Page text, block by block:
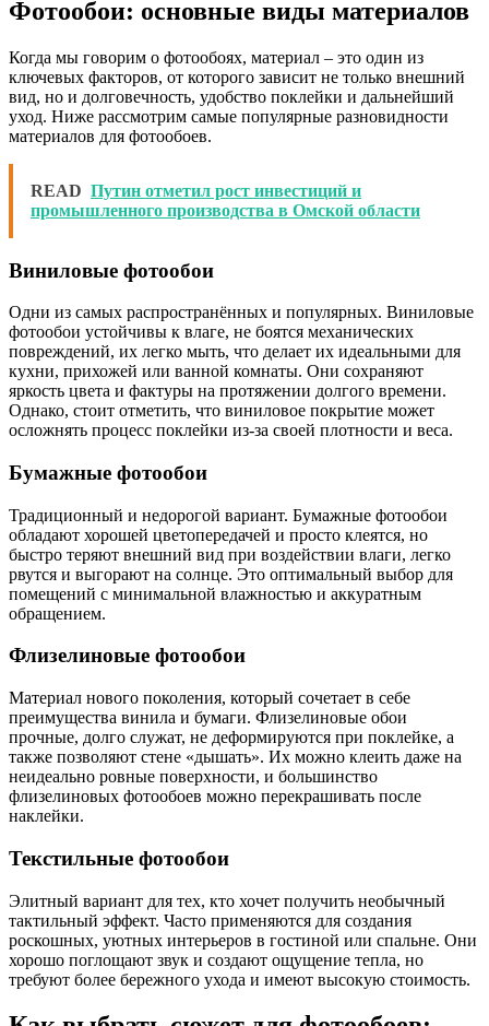
Фотообои: основные виды материалов
Когда мы говорим о фотообоях, материал – это один из
ключевых факторов, от которого зависит не только внешний
вид, но и долговечность, удобство поклейки и дальнейший
уход. Ниже рассмотрим самые популярные разновидности
материалов для фотообоев.
READ Путин отметил рост инвестиций и
промышленного производства в Омской области
Виниловые фотообои
Одни из самых распространённых и популярных. Виниловые
фотообои устойчивы к влаге, не боятся механических
повреждений, их легко мыть, что делает их идеальными для
кухни, прихожей или ванной комнаты. Они сохраняют
яркость цвета и фактуры на протяжении долгого времени.
Однако, стоит отметить, что виниловое покрытие может
осложнять процесс поклейки из-за своей плотности и веса.
Бумажные фотообои
Традиционный и недорогой вариант. Бумажные фотообои
обладают хорошей цветопередачей и просто клеятся, но
быстро теряют внешний вид при воздействии влаги, легко
рвутся и выгорают на солнце. Это оптимальный выбор для
помещений с минимальной влажностью и аккуратным
обращением.
Флизелиновые фотообои
Материал нового поколения, который сочетает в себе
преимущества винила и бумаги. Флизелиновые обои
прочные, долго служат, не деформируются при поклейке, а
также позволяют стене «дышать». Их можно клеить даже на
неидеально ровные поверхности, и большинство
флизелиновых фотообоев можно перекрашивать после
наклейки.
Текстильные фотообои
Элитный вариант для тех, кто хочет получить необычный
тактильный эффект. Часто применяются для создания
роскошных, уютных интерьеров в гостиной или спальне. Они
хорошо поглощают звук и создают ощущение тепла, но
требуют более бережного ухода и имеют высокую стоимость.